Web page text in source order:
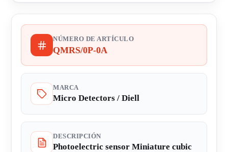
NÚMERO DE ARTÍCULO
QMRS/0P-0A
MARCA
Micro Detectors / Diell
DESCRIPCIÓN
Photoelectric sensor Miniature cubic